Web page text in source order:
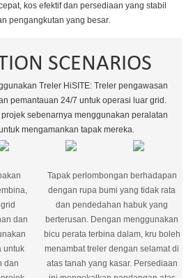
kos efektif dan persediaan yang stabil
pengangkutan yang besar.
SCENARIOS
Treler HiSITE: Treler pengawasan
pemantauan 24/7 untuk operasi luar grid.
sebenarnya menggunakan peralatan
mengamankan tapak mereka.
dan
untuk
dan
Tapak perlombongan berhadapan
dengan rupa bumi yang tidak rata
dan pendedahan habuk yang
berterusan. Dengan menggunakan
bicu perata terbina dalam, kru boleh
menambat treler dengan selamat di
atas tanah yang kasar. Persediaan